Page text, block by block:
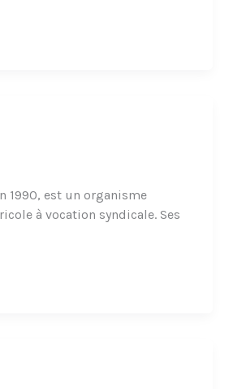
1990, est un organisme
à vocation syndicale. Ses